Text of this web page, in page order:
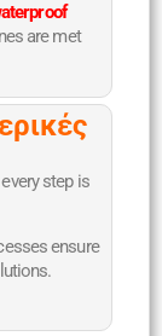
are met
step is
ensure